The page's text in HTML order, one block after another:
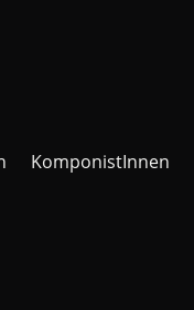
KomponistInnen